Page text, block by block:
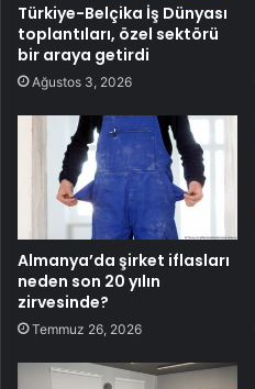
Türkiye-Belçika İş Dünyası
toplantıları, özel sektörü
bir araya getirdi
Ağustos 3, 2026
Almanya’da şirket iflasları
neden son 20 yılın
zirvesinde?
Temmuz 26, 2026